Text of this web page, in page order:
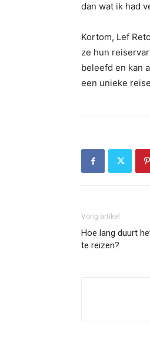
dan wat ik had
Kortom, Lef
ze hun
beleefd en kan
een unieke
Vorig artikel
Hoe lang duurt
te reizen?